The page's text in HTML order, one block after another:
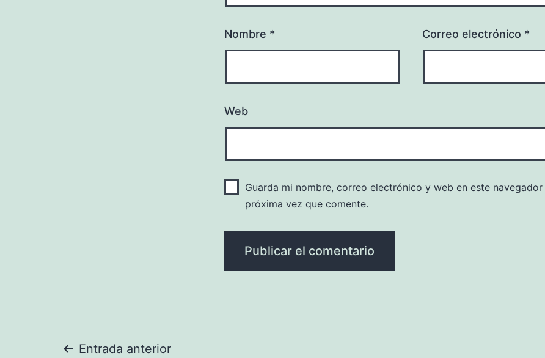
Nombre * Correo electrónico *
Web
Guarda mi nombre, correo electrónico y web en este navegador
próxima vez que comente.
Entrada anterior